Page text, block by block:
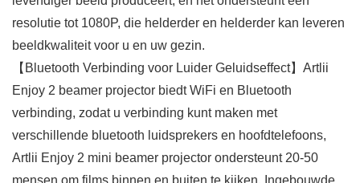
resolutie tot 1080P, die helderder en helderder kan leveren
beeldkwaliteit voor u en uw gezin.
【Bluetooth Verbinding voor Luider Geluidseffect】Artlii
Enjoy 2 beamer projector biedt WiFi en Bluetooth
verbinding, zodat u verbinding kunt maken met
verschillende bluetooth luidsprekers en hoofdtelefoons,
Artlii Enjoy 2 mini beamer projector ondersteunt 20-50